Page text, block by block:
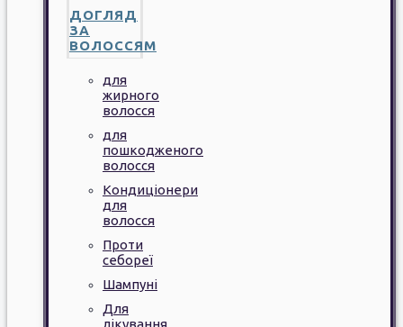
ДОГЛЯД
ЗА
ВОЛОССЯМ
для
жирного
волосся
для
пошкодженого
волосся
Кондиціонери
для
волосся
Проти
себореї
Шампуні
Для
лікування